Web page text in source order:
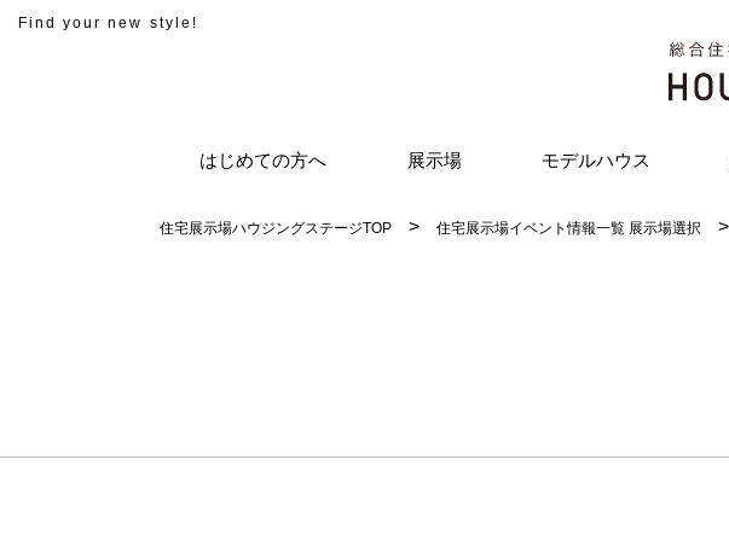
Find your new style!
はじめての方へ 展示場 モデルハウス
住宅展示場ハウジングステージTOP 住宅展示場イベント情報一覧 展示場選択